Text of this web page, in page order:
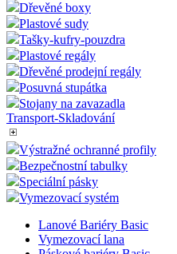
Dřevěné boxy
Plastové sudy
Tašky-kufry-pouzdra
Plastové regály
Dřevěné prodejní regály
Posuvná stupátka
Stojany na zavazadla
Transport-Skladování
Výstražné ochranné profily
Bezpečnostní tabulky
Speciální pásky
Vymezovací systém
Lanové Bariéry Basic
Vymezovací lana